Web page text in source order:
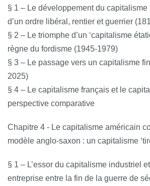
§ 1 – Le développement du capitalisme
d’un ordre libéral, rentier et guerrier
§ 2 – Le triomphe d’un ‘capitalisme
règne du fordisme (1945-1979)
§ 3 – Le passage vers un capitalisme
2025)
§ 4 – Le capitalisme français et le
perspective comparative
Chapitre 4 - Le capitalisme américain
modèle anglo-saxon : un capitalisme
§ 1 – L’essor du capitalisme industriel
entreprise entre la fin de la guerre de